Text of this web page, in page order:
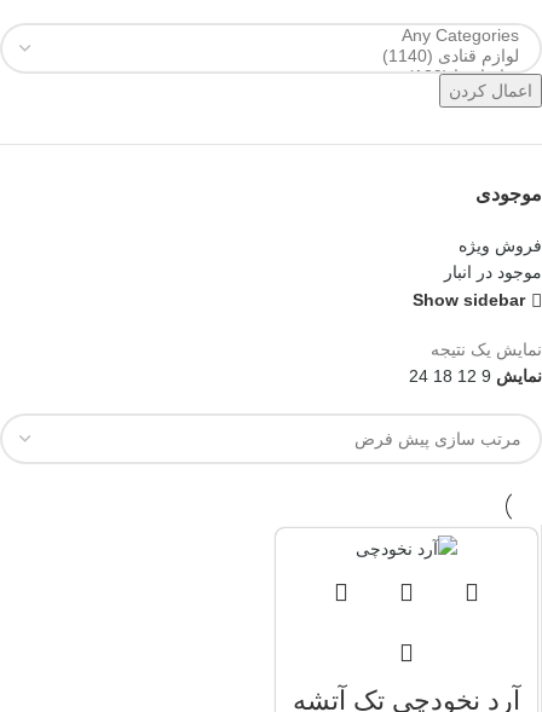
اعمال کردن
موجودی
فروش ویژه
موجود در انبار
Show sidebar
نمایش یک نتیجه
نمایش 9
12
18
24
آرد نخودچی تک آتشه